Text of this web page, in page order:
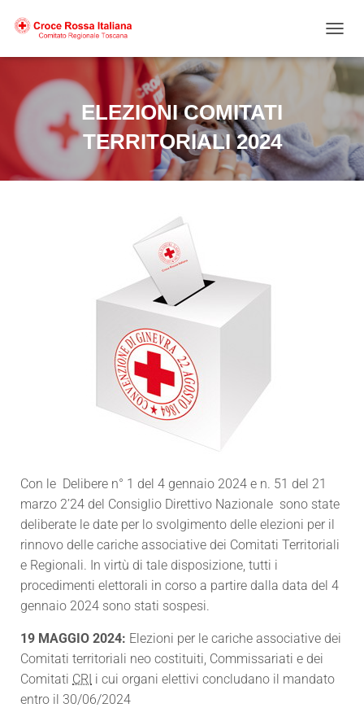
ELEZIONI COMITATI
TERRITORIALI 2024
Con le Delibere n° 1 del 4 gennaio 2024 e n. 51 del 21
marzo 2’24 del Consiglio Direttivo Nazionale sono state
deliberate le date per lo svolgimento delle elezioni per il
rinnovo delle cariche associative dei Comitati Territoriali
e Regionali. In virtù di tale disposizione, tutti i
procedimenti elettorali in corso a partire dalla data del 4
gennaio 2024 sono stati sospesi.
19 MAGGIO 2024: Elezioni per le cariche associative dei
Comitati territoriali neo costituiti, Commissariati e dei
Comitati CRI i cui organi elettivi concludano il mandato
entro il 30/06/2024